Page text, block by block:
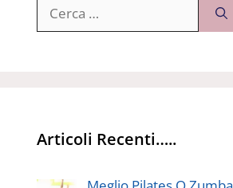
per:
Articoli Recenti…..